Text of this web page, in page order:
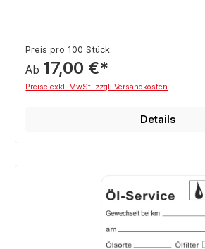
Preis pro 100 Stück:
Ab 17,00 €*
Preise exkl. MwSt. zzgl. Versandkosten
Details